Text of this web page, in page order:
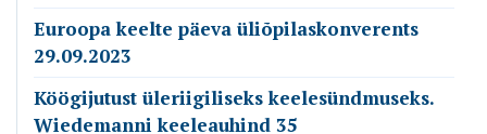
Euroopa keelte päeva üliõpilaskonverents
29.09.2023
Köögijutust üleriigiliseks keelesündmuseks.
Wiedemanni keeleauhind 35